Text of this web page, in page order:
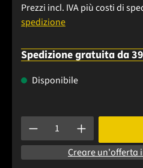
Prezzi incl. IVA più costi di
spedizione
Spedizione gratuita da
Disponibile
Quantità del prodotto:
Creare un'offerta